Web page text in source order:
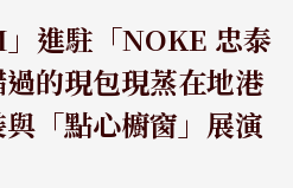
」進駐「NOKE 忠泰
的現包現蒸在地港
「點心櫥窗」展演